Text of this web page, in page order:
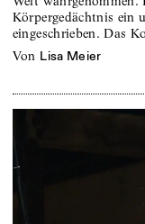
Körpergedächtnis ein
eingeschrieben. Das
von Lisa Meier